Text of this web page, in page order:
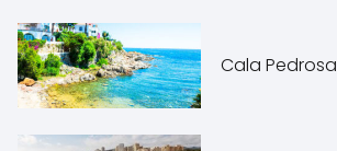
Cala Pedrosa